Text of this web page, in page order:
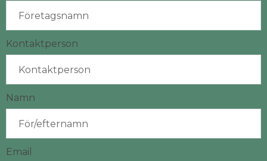
Kontaktperson
Namn
Email